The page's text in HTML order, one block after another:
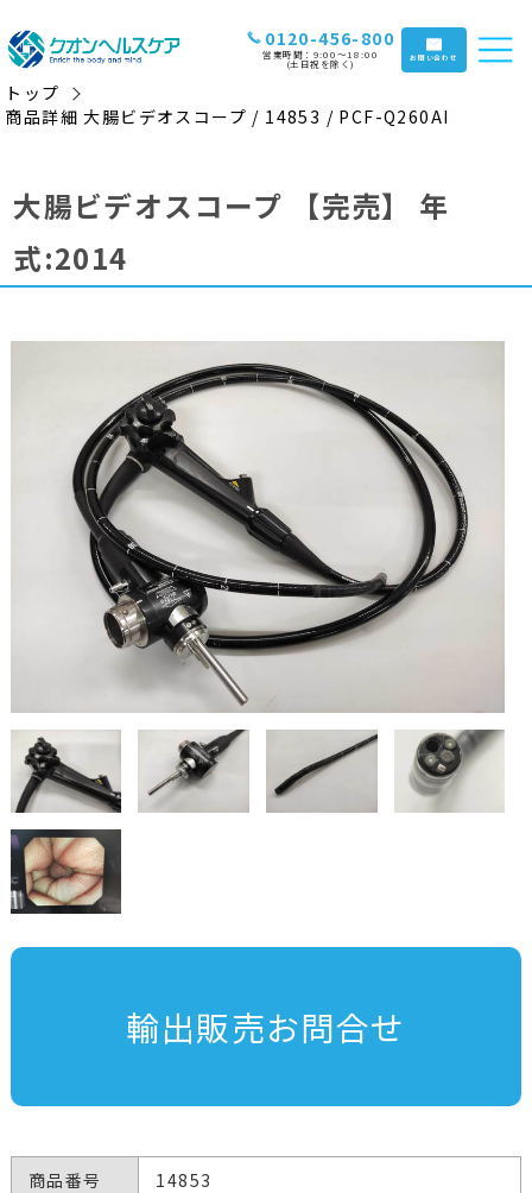
0120-456-800
営業時間：9:00〜18:00
(土日祝を除く) お問い合わせ
トップ
商品詳細 大腸ビデオスコープ / 14853 / PCF-Q260AI
大腸ビデオスコープ 【完売】
年
式:2014
輸出販売お問合せ
商品番号
14853